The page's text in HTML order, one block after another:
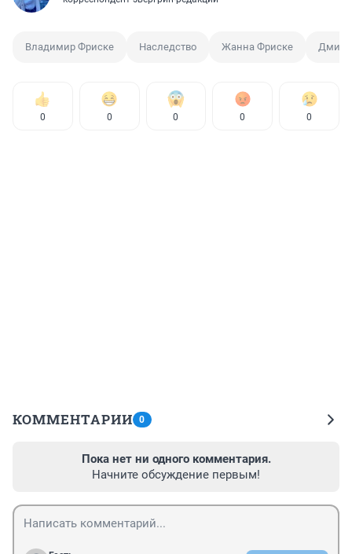
Владимир Фриске Наследство Жанна Фриске
0 0 0 0 0
КОММЕНТАРИИ 0
Пока нет ни одного комментария.
Начните обсуждение первым!